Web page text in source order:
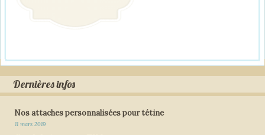
Dernières infos
Nos attaches personnalisées pour tétine
11 mars 2019